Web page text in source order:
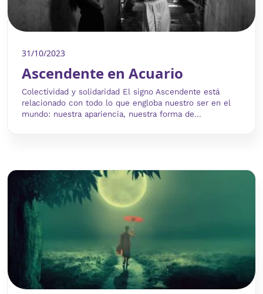
31/10/2023
Ascendente en Acuario
Colectividad y solidaridad El signo Ascendente está
relacionado con todo lo que engloba nuestro ser en el
mundo: nuestra apariencia, nuestra forma de...